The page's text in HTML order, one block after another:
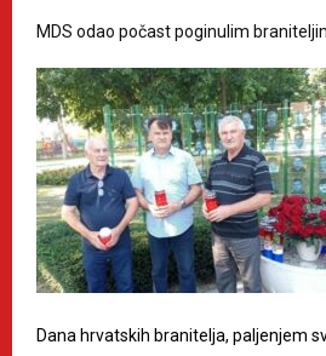
MDS odao počast poginulim
Dana hrvatskih branitelja, paljenjem